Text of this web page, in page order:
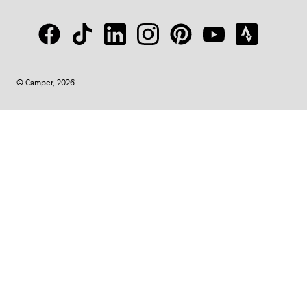
© Camper, 2026